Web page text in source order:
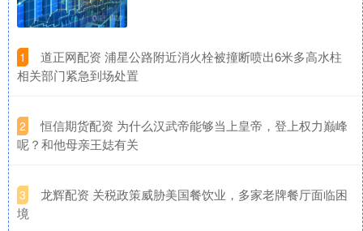
1
​道正网配资 浦星公路附近消火栓被撞断喷出6米多高水柱
相关部门紧急到场处置
2
​恒信期货配资 为什么汉武帝能够当上皇帝，登上权力巅峰
呢？和他母亲王娡有关
3
​龙辉配资 关税政策威胁美国餐饮业，多家老牌餐厅面临困
境